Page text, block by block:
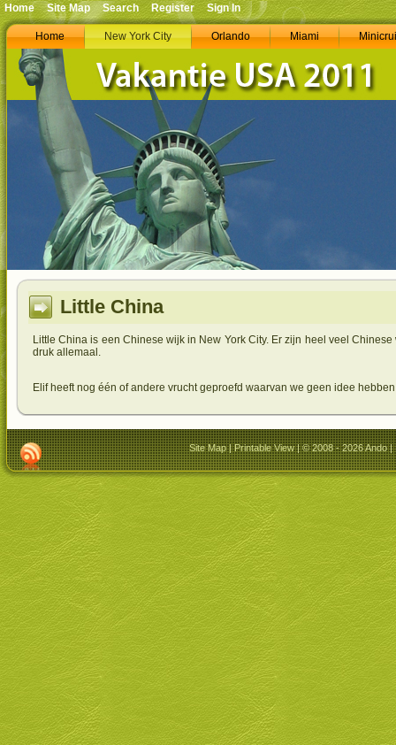
Home New York City Orlando Miami
Little China
Little China is een Chinese wijk in New York City. Er zijn heel veel
druk allemaal.
Elif heeft nog één of andere vrucht geproefd waarvan we geen idee
Site Map|Printable View| © 2008 - 2026 Ando |
Home Site Map Search Register Sign In